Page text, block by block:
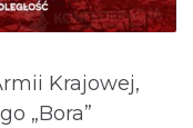
Krajowej,
„Bora”